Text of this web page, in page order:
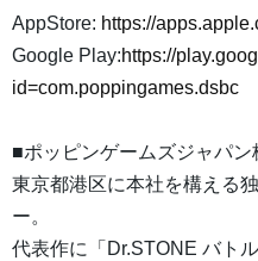
AppStore: https://
Google Play:https://
id=com.poppingames.dsbc
■ポッピンゲームズジャパン
東京都港区に本社を構える
ー。
代表作に「Dr.STONE バト